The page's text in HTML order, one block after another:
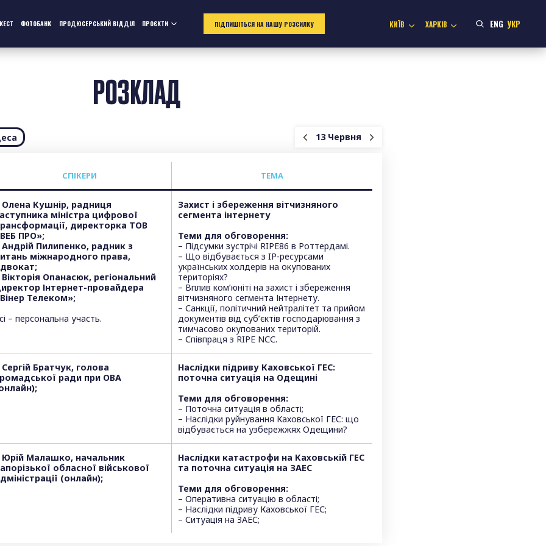
ФОТОБАНК ПРОДЮСЕРСЬКИЙ ВІДДІЛ ПРОЄКТИ ПІДПИШІТЬСЯ НА НАШУ РОЗСИЛКУ КИЇВ ХАРКІВ ENG УКР
РОЗКЛАД
13 Червня
СПІКЕРИ ТЕМА
Олена Кушнір, радниця
міністра цифрової
директорка ТОВ
ПРО»;
Андрій Пилипенко, радник з
міжнародного права,
Вікторія Опанасюк, регіональний
Інтернет-провайдера
Телеком»;
– персональна участь.
Захист і збереження вітчизняного
сегмента інтернету
Теми для обговорення:
– Підсумки зустрічі RIPE86 в Роттердамі.
– Що відбувається з IP-ресурсами
українських холдерів на окупованих
територіях?
– Вплив ком’юніті на захист і збереження
вітчизняного сегмента Інтернету.
– Санкції, політичний нейтралітет та прийом
документів від суб’єктів господарювання з
тимчасово окупованих територій.
– Співпраця з RIPE NCC.
Сергій Братчук, голова
ради при ОВА
Наслідки підриву Каховської ГЕС:
поточна ситуація на Одещині
Теми для обговорення:
– Поточна ситуація в області;
– Наслідки руйнування Каховської ГЕС: що
відбувається на узбережжях Одещини?
Юрій Малашко, начальник
обласної військової
(онлайн);
Наслідки катастрофи на Каховській ГЕС
та поточна ситуація на ЗАЕС
Теми для обговорення:
– Оперативна ситуацію в області;
– Наслідки підриву Каховської ГЕС;
– Ситуація на ЗАЕС;